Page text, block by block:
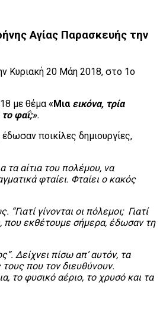
Αγίας Παρασκευής την
Κυριακή 20 Μάη 2018, στο 1ο
με θέμα«Μιαεικόνα, τρία
το φαΐ;».
ποικίλες δημιουργίες,
τα αίτια του πολέμου, να
φταίει. Φταίει ο κακός
γίνονται οι πόλεμοι; Γιατί
που εκθέτουμε σήμερα, έδωσαν τη
Δείχνει πίσω απ’ αυτόν, τα
που τον διευθύνουν.
το φυσικό αέριο, το χρυσό και τα